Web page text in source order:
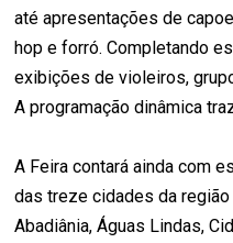
até apresentações de
hop e forró. Completando
exibições de violeiros,
A programação dinâmica
A Feira contará ainda com
das treze cidades da
Abadiânia, Águas Lindas,